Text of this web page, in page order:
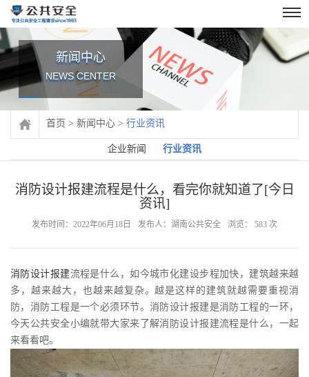
新闻中心
NEWS CENTER
首页 > 新闻中心 > 行业资讯
企业新闻 行业资讯
消防设计报建流程是什么，看完你就知道了[今日
资讯]
发布时间：2022年06月18日 发布人：湖南公共安全 浏览： 583 次
消防设计报建流程是什么，如今城市化建设步程加快，建筑越来越
多，越来越大，也越来越复杂。越是这样的建筑就越需要重视消
防，消防工程是一个必须环节。消防设计报建是消防工程的一环，
今天公共安全小编就带大家来了解消防设计报建流程是什么，一起
来看看吧。